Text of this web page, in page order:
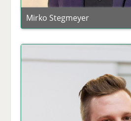
Mirko Stegmeyer